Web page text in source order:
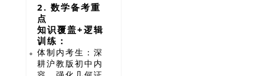
2. 数学备考重
点
知识覆盖+逻辑
训练：
体制内考生：深
耕沪教版初中内